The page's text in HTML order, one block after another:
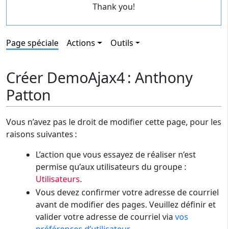
Thank you!
Page spéciale Actions Outils
Créer DemoAjax4 : Anthony
Patton
Vous n’avez pas le droit de modifier cette page, pour les
raisons suivantes :
L’action que vous essayez de réaliser n’est
permise qu’aux utilisateurs du groupe :
Utilisateurs.
Vous devez confirmer votre adresse de courriel
avant de modifier des pages. Veuillez définir et
valider votre adresse de courriel via vos